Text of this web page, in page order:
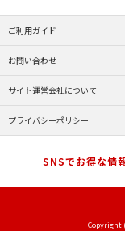
ご利用ガイド
お問い合わせ
サイト運営会社について
プライバシーポリシー
SNSでお得な情
Copyright